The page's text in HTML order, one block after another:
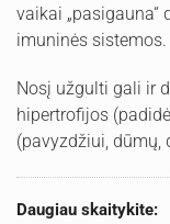
vaikai
imuninės sistemos.
Nosį užgulti gali ir
hipertrofijos
(pavyzdžiui, dūmų,
Daugiau skaitykite: